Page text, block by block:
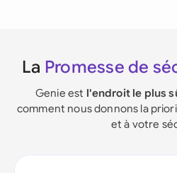
La Promesse de
Genie est l'endroit le plus
comment nous donnons la
et à votre